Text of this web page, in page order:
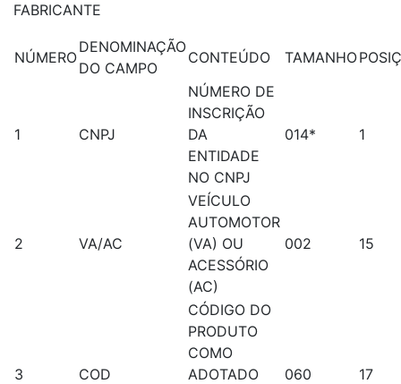
FABRICANTE
NÚMERO
DENOMINAÇÃO
DO CAMPO
CONTEÚDO TAMANHO
1 CNPJ
NÚMERO DE
INSCRIÇÃO
DA
ENTIDADE
NO CNPJ
014* 1
2 VA/AC
VEÍCULO
AUTOMOTOR
(VA) OU
ACESSÓRIO
(AC)
002 15
3 COD
CÓDIGO DO
PRODUTO
COMO
ADOTADO
060 17